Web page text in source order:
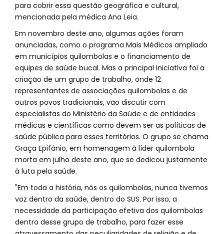
para cobrir essa questão geográfica e cultural,
mencionada pela médica Ana Leia.
Em novembro deste ano, algumas ações foram
anunciadas, como o programa Mais Médicos ampliado
em municípios quilombolas e o financiamento de
equipes de saúde bucal. Mas a principal iniciativa foi a
criação de um grupo de trabalho, onde 12
representantes de associações quilombolas e de
outros povos tradicionais, vão discutir com
especialistas do Ministério da Saúde e de entidades
médicas e científicas como devem ser as políticas de
saúde pública para esses territórios. O grupo se chama
Graça Epifânio, em homenagem à líder quilombola
morta em julho deste ano, que se dedicou justamente
à luta pela saúde.
"Em toda a história, nós os quilombolas, nunca tivemos
voz dentro da saúde, dentro do SUS. Por isso, a
necessidade da participação efetiva dos quilombolas
dentro desse grupo de trabalho, para fazer esse